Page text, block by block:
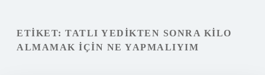
Hakkımızda
ETIKET: TATLI YEDIKTEN SONRA KILO
ALMAMAK IÇIN NE YAPMALIYIM